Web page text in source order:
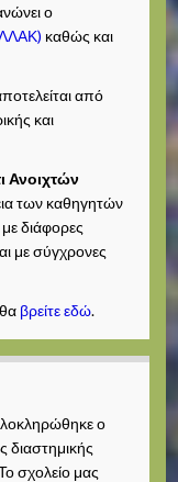
ο
καθώς και
από
και
Ανοιχτών
των καθηγητών
διάφορες
με σύγχρονες
βρείτε εδώ.
ο
διαστημικής
σχολείο μας